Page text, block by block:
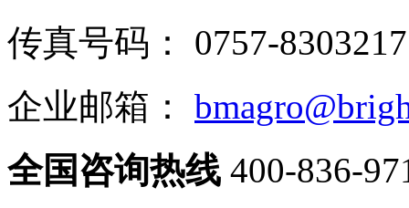
传真号码： 0757-
企业邮箱：
全国咨询热线 400-836-